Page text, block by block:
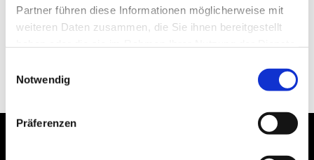
Partner führen diese Informationen möglicherweise mit
weiteren Daten zusammen, die Sie ihnen bereitgestellt
Notwendig
Präferenzen